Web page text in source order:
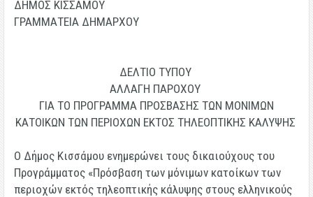
ΔΗΜΟΣ ΚΙΣΣΑΜΟΥ
ΓΡΑΜΜΑΤΕΙΑ ΔΗΜΑΡΧΟΥ
ΔΕΛΤΙΟ ΤΥΠΟΥ
ΑΛΛΑΓΗ ΠΑΡΟΧΟΥ
ΓΙΑ ΤΟ ΠΡΟΓΡΑΜΜΑ ΠΡΟΣΒΑΣΗΣ ΤΩΝ ΜΟΝΙΜΩΝ
ΚΑΤΟΙΚΩΝ ΤΩΝ ΠΕΡΙΟΧΩΝ ΕΚΤΟΣ ΤΗΛΕΟΠΤΙΚΗΣ ΚΑΛΥΨΗΣ
Ο Δήμος Κισσάμου ενημερώνει τους δικαιούχους του
Προγράμματος «Πρόσβαση των μόνιμων κατοίκων των
περιοχών εκτός τηλεοπτικής κάλυψης στους ελληνικούς